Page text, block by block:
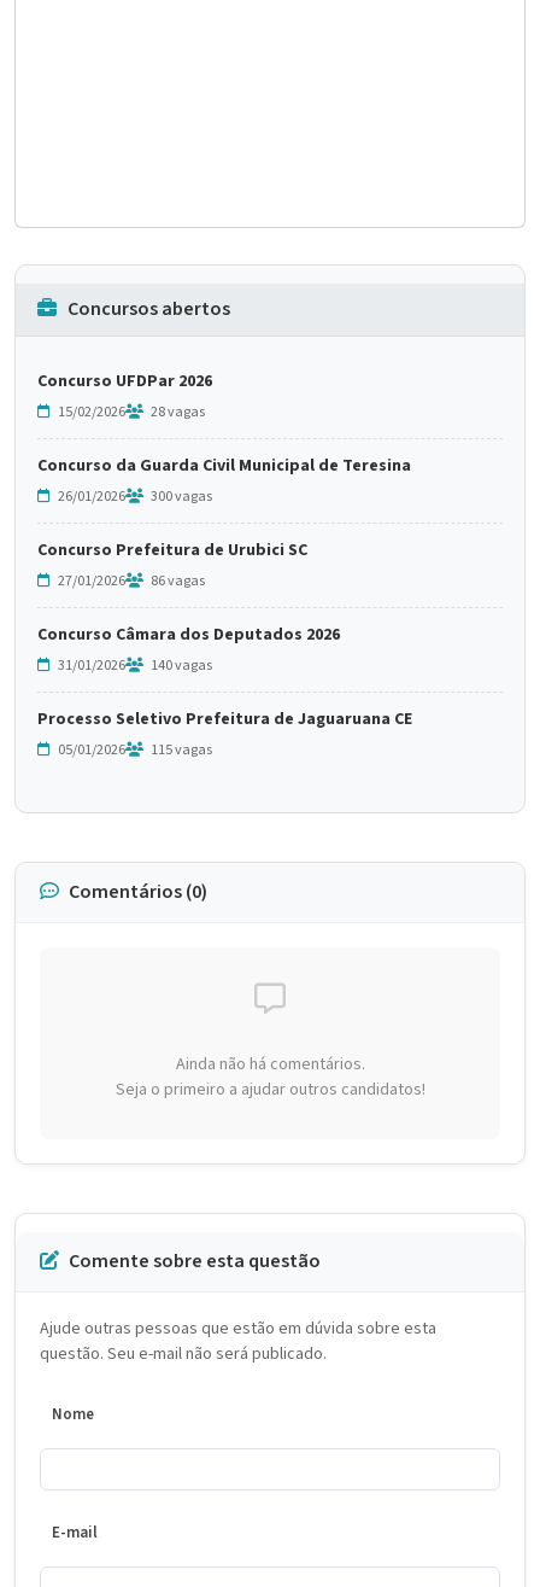
Concursos abertos
Concurso UFDPar 2026
15/02/2026 28 vagas
Concurso da Guarda Civil Municipal de Teresina
26/01/2026 300 vagas
Concurso Prefeitura de Urubici SC
27/01/2026 86 vagas
Concurso Câmara dos Deputados 2026
31/01/2026 140 vagas
Processo Seletivo Prefeitura de Jaguaruana CE
05/01/2026 115 vagas
Comentários (0)
Ainda não há comentários.
Seja o primeiro a ajudar outros candidatos!
Comente sobre esta questão
Ajude outras pessoas que estão em dúvida sobre esta
questão. Seu e-mail não será publicado.
Nome
E-mail